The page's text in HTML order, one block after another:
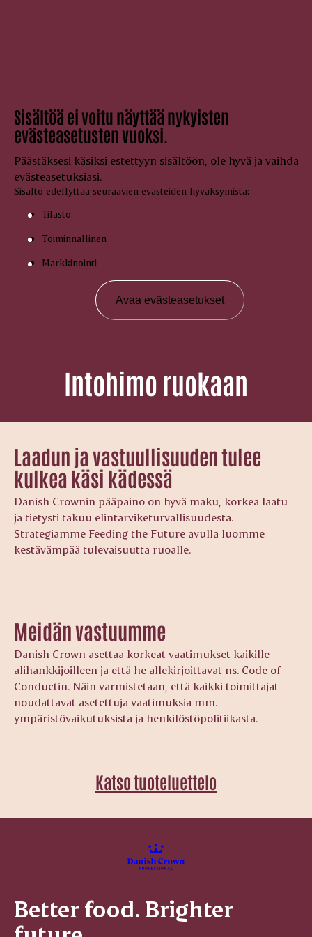
Sisältöä ei voitu näyttää nykyisten
evästeasetusten vuoksi.
Päästäksesi käsiksi estettyyn sisältöön, ole hyvä ja vaihda
evästeasetuksiasi.
Sisältö edellyttää seuraavien evästeiden hyväksymistä:
Tilasto
Toiminnallinen
Markkinointi
Avaa evästeasetukset
Intohimo ruokaan
Laadun ja vastuullisuuden tulee
kulkea käsi kädessä
Danish Crownin pääpaino on hyvä maku, korkea laatu
ja tietysti takuu elintarviketurvallisuudesta.
Strategiamme Feeding the Future avulla luomme
kestävämpää tulevaisuutta ruoalle.
Meidän vastuumme
Danish Crown asettaa korkeat vaatimukset kaikille
alihankkijoilleen ja että he allekirjoittavat ns. Code of
Conductin. Näin varmistetaan, että kaikki toimittajat
noudattavat asetettuja vaatimuksia mm.
ympäristövaikutuksista ja henkilöstöpolitiikasta.
Katso tuoteluettelo
Better food. Brighter